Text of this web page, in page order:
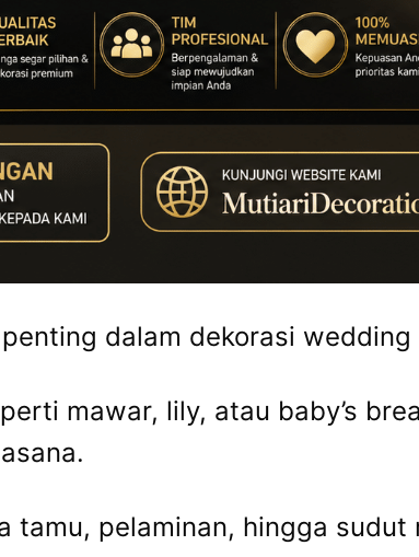
dalam dekorasi wedding
mawar, lily, atau baby’s
tamu, pelaminan, hingga